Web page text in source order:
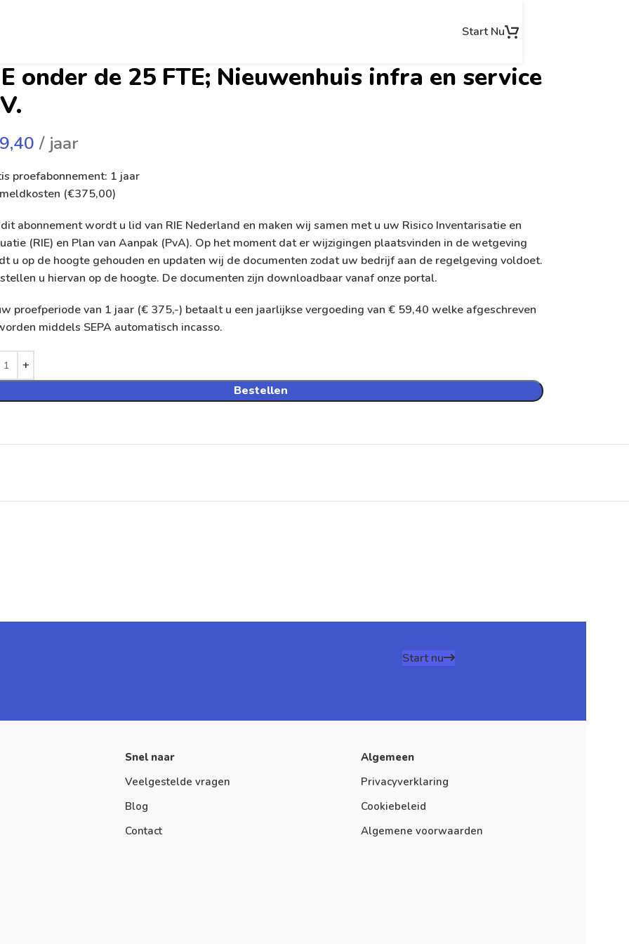
Start Nu
onder de 25 FTE; Nieuwenhuis infra en service
/ jaar
proefabonnement: 1 jaar
(€375,00)
abonnement wordt u lid van RIE Nederland en maken wij samen met u uw Risico Inventarisatie en
(RIE) en Plan van Aanpak (PvA). Op het moment dat er wijzigingen plaatsvinden in de wetgeving
u op de hoogte gehouden en updaten wij de documenten zodat uw bedrijf aan de regelgeving voldoet.
u hiervan op de hoogte. De documenten zijn downloadbaar vanaf onze portal.
proefperiode van 1 jaar (€ 375,-) betaalt u een jaarlijkse vergoeding van € 59,40 welke afgeschreven
middels SEPA automatisch incasso.
Bestellen
Start nu
Snel naar
Veelgestelde vragen
Blog
Contact
Algemeen
Privacyverklaring
Cookiebeleid
Algemene voorwaarden